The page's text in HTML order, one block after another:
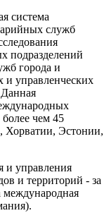
система
служб
подразделений
города и
и управленческих
чем 45
Хорватии, Эстонии,
и управления
и территорий - за
международная